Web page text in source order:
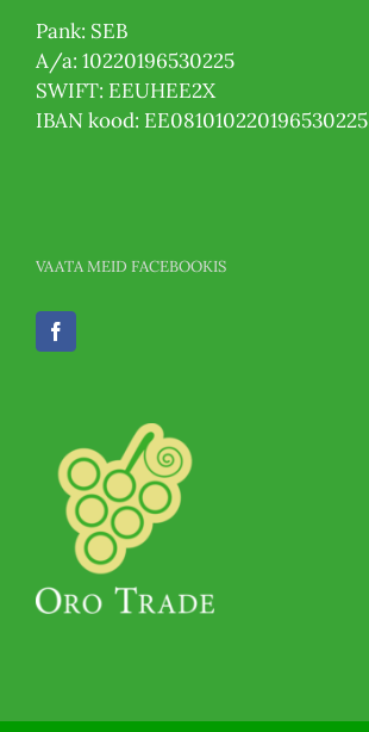
Pank: SEB
A/a: 10220196530225
SWIFT: EEUHEE2X
IBAN kood: EE081010220196530225
VAATA MEID FACEBOOKIS